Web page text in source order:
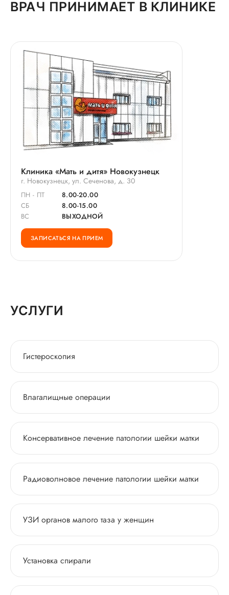
стаж и опыт работы.
квалификацию. Мне кажется, что об
ВРАЧ ПРИНИМАЕТ В КЛИНИКЕ
Клиника «Мать и дитя» Новокузнецк
г. Новокузнецк, ул. Сеченова, д. 30
ПН - ПТ
8.00-20.00
СБ
8.00-15.00
ВС
ВЫХОДНОЙ
ЗАПИСАТЬСЯ НА ПРИЕМ
УСЛУГИ
Гистероскопия
Влагалищные операции
Консервативное лечение патологии шейки матки
Радиоволновое лечение патологии шейки матки
УЗИ органов малого таза у женщин
Установка спирали